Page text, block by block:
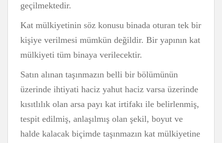
geçilmektedir.
Kat mülkiyetinin söz konusu binada oturan tek bir
kişiye verilmesi mümkün değildir. Bir yapının kat
mülkiyeti tüm binaya verilecektir.
Satın alınan taşınmazın belli bir bölümünün
üzerinde ihtiyati haciz yahut haciz varsa üzerinde
kısıtlılık olan arsa payı kat irtifakı ile belirlenmiş,
tespit edilmiş, anlaşılmış olan şekil, boyut ve
halde kalacak biçimde taşınmazın kat mülkiyetine